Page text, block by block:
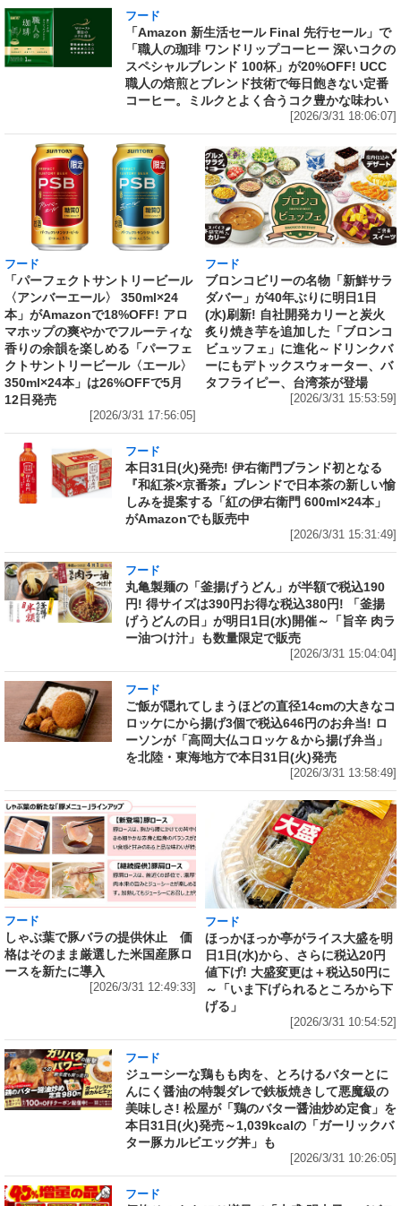
フード
「Amazon 新生活セール Final 先行セール」で
「職人の珈琲 ワンドリップコーヒー 深いコクの
スペシャルブレンド 100杯」が20%OFF! UCC
職人の焙煎とブレンド技術で毎日飽きない定番
コーヒー。ミルクとよく合うコク豊かな味わい
[2026/3/31 18:06:07]
フード
「パーフェクトサントリービール
〈アンバーエール〉 350ml×24
本」がAmazonで18%OFF! アロ
マホップの爽やかでフルーティな
香りの余韻を楽しめる「パーフェ
クトサントリービール〈エール〉
350ml×24本」は26%OFFで5月
12日発売
[2026/3/31 17:56:05]
フード
ブロンコビリーの名物「新鮮サラ
ダバー」が40年ぶりに明日1日
(水)刷新! 自社開発カリーと炭火
炙り焼き芋を追加した「ブロンコ
ビュッフェ」に進化～ドリンクバ
ーにもデトックスウォーター、バ
タフライピー、台湾茶が登場
[2026/3/31 15:53:59]
フード
本日31日(火)発売! 伊右衛門ブランド初となる
『和紅茶×京番茶』ブレンドで日本茶の新しい愉
しみを提案する「紅の伊右衛門 600ml×24本」
がAmazonでも販売中
[2026/3/31 15:31:49]
フード
丸亀製麺の「釜揚げうどん」が半額で税込190
円! 得サイズは390円お得な税込380円! 「釜揚
げうどんの日」が明日1日(水)開催～「旨辛 肉ラ
ー油つけ汁」も数量限定で販売
[2026/3/31 15:04:04]
フード
ご飯が隠れてしまうほどの直径14cmの大きなコ
ロッケにから揚げ3個で税込646円のお弁当! ロ
ーソンが「高岡大仏コロッケ＆から揚げ弁当」
を北陸・東海地方で本日31日(火)発売
[2026/3/31 13:58:49]
フード
しゃぶ葉で豚バラの提供休止 価
格はそのまま厳選した米国産豚ロ
ースを新たに導入
[2026/3/31 12:49:33]
フード
ほっかほっか亭がライス大盛を明
日1日(水)から、さらに税込20円
値下げ! 大盛変更は＋税込50円に
～「いま下げられるところから下
げる」
[2026/3/31 10:54:52]
フード
ジューシーな鶏もも肉を、とろけるバターとに
んにく醤油の特製ダレで鉄板焼きして悪魔級の
美味しさ! 松屋が「鶏のバター醤油炒め定食」を
本日31日(火)発売～1,039kcalの「ガーリックバ
ター豚カルビエッグ丼」も
[2026/3/31 10:26:05]
フード